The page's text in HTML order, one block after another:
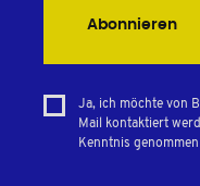
Abonnieren
Ja, ich möchte von
Mail kontaktiert
Kenntnis